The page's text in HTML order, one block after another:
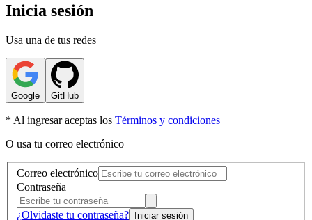
Inicia sesión
Usa una de tus redes
Google GitHub
* Al ingresar aceptas los Términos y condiciones
O usa tu correo electrónico
Correo electrónico
Contraseña
¿Olvidaste tu contraseña? Iniciar sesión